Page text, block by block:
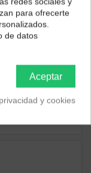
256GB SSD
precios e
para ofrecerte
de datos
Aceptar
y cookies